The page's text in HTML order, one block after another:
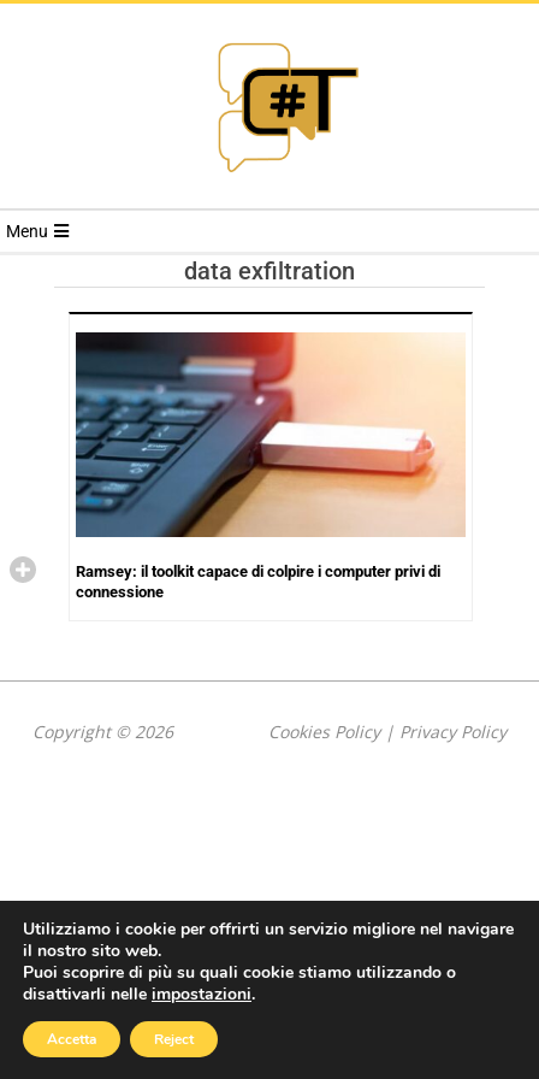
RIVISTA
TRENDS
Menu
data exfiltration
Ramsey: il toolkit capace di colpire i computer privi di
connessione
Copyright © 2026 Cookies Policy| Privacy Policy
Utilizziamo i cookie per offrirti un servizio migliore nel navigare
il nostro sito web.
Puoi scoprire di più su quali cookie stiamo utilizzando o
disattivarli nelle impostazioni.
Accetta Reject